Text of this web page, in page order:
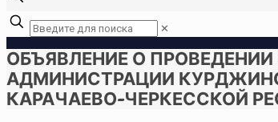
✕
ОБЪЯВЛЕНИЕ О
АДМИНИСТРАЦИИ
КАРАЧАЕВО-ЧЕРКЕССКОЙ